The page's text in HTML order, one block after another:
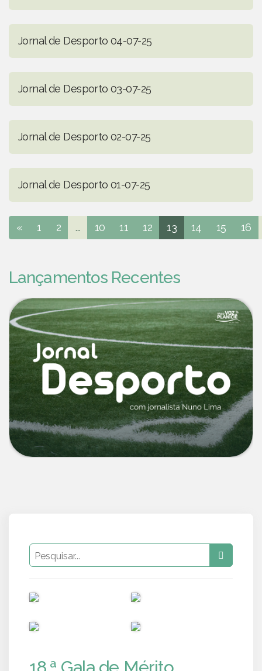
Jornal de Desporto 04-07-25
Jornal de Desporto 03-07-25
Jornal de Desporto 02-07-25
Jornal de Desporto 01-07-25
« 1 2 ... 10 11 12 13 14 15 16
Lançamentos Recentes